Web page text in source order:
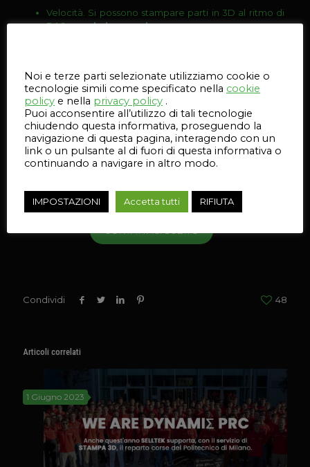
Velocità. Si possono stampare parti in 3D al ritmo di
340 voxel al secondo
Qualità delle parti elevata
Precisione dimensionale estrema
processo di stampa multi agente
Proprietà meccanicheottimali delle parti
Riduzione dei costioperativi
Vuoi ulteriori informazioni sulle stampanti 3D di HP?
Condividi 48
Articoli correlati
1 Giugno 2023
Noi e terze parti selezionate utilizziamo cookie o
tecnologie simili come specificato nella cookie
policy e nella privacy policy .
Puoi acconsentire all’utilizzo di tali tecnologie
chiudendo questa informativa, proseguendo la
navigazione di questa pagina, interagendo con un
link o un pulsante al di fuori di questa informativa o
continuando a navigare in altro modo.
IMPOSTAZIONI Accetta tutti RIFIUTA